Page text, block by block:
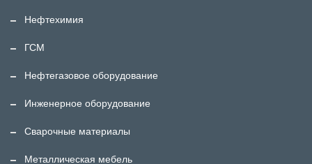
Нефтехимия
ГСМ
Нефтегазовое оборудование
Инженерное оборудование
Сварочные материалы
Металлическая мебель